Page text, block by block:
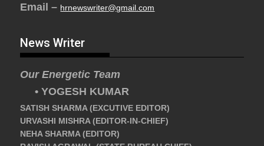
Email – hrnewswriter@gmail.com
News Writer
Our Energetic Team
• YOGESH KUMAR
SATISH SHARMA (EXCUTIVE EDITOR)
URVASHI MISHRA (EDITOR-IN-CHIEF)
NEHA SHARMA (EDITOR)